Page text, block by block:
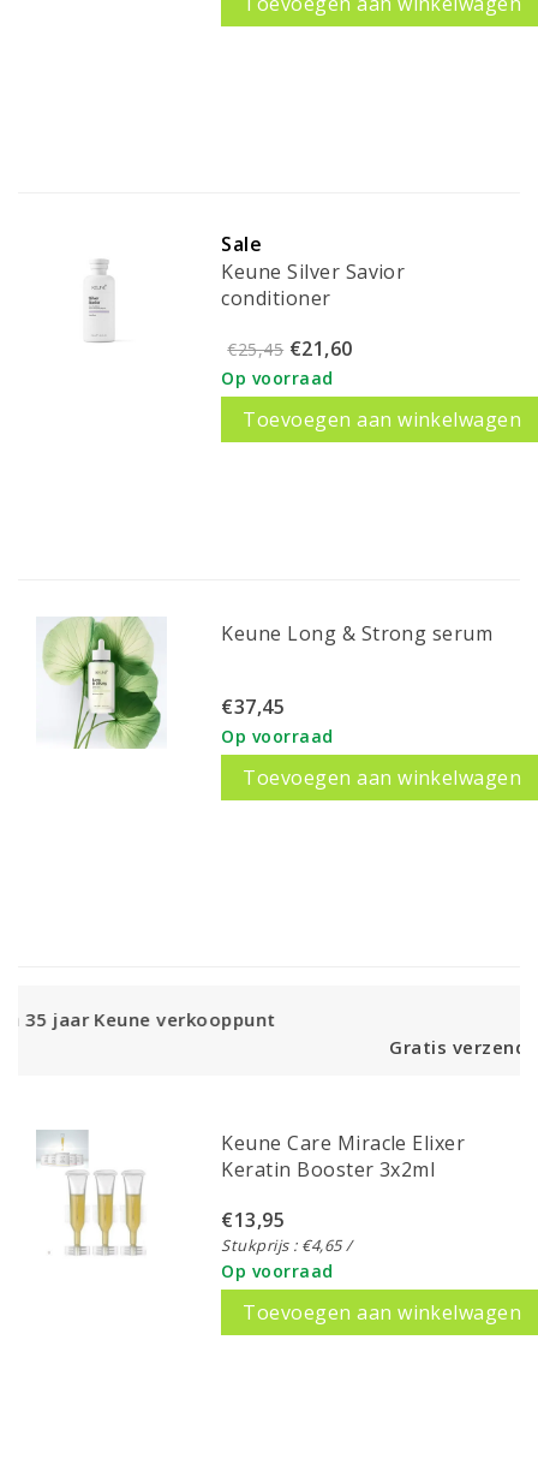
Sale
Keune Silver Savior
conditioner
€25,45 €21,60
Op voorraad
Toevoegen aan winkelwagen
Keune Long & Strong serum
€37,45
Op voorraad
Toevoegen aan winkelwagen
Gratis verzending vanaf € 55,-- NL via
Keune Care Miracle Elixer
Keratin Booster 3x2ml
€13,95
Stukprijs : €4,65 /
Op voorraad
Toevoegen aan winkelwagen